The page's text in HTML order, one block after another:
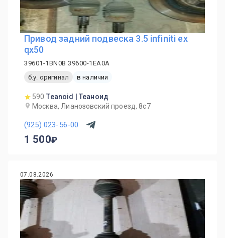
Привод задний подвеска 3.5 infiniti ex
qx50
39601-1BN0B 39600-1EA0A
б.у. оригинал
в наличии
590 Teanoid | Теаноид
Москва, Лианозовский проезд, 8с7
(925) 023-56-00
1 500
07.08.2026